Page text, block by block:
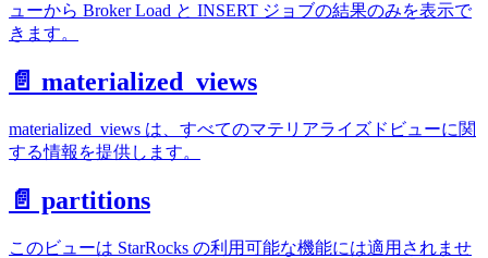
ューから Broker Load と INSERT ジョブの結果のみを表示で
きます。
📄️ materialized_views
materialized_views は、すべてのマテリアライズドビューに関
する情報を提供します。
📄️ partitions
このビューは StarRocks の利用可能な機能には適用されませ